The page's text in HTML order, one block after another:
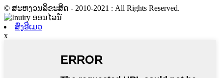
© ສະຫງວນລິຂະສິດ - 2010-2021 : All Rights Reserved.
ສົ່ງອີເມວ
x